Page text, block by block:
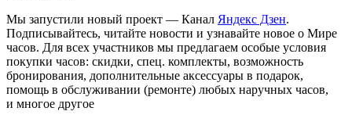
Мы запустили новый проект — Канал Яндекс Дзен.
Подписывайтесь, читайте новости и узнавайте новое о Мире
часов. Для всех участников мы предлагаем особые условия
покупки часов: скидки, спец. комплекты, возможность
бронирования, дополнительные аксессуары в подарок,
помощь в обслуживании (ремонте) любых наручных часов,
и многое другое